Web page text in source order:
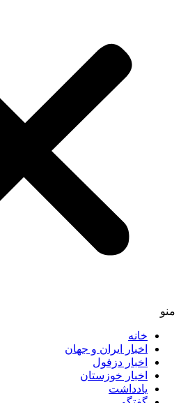
منو
خانه
اخبار ایران و جهان
اخبار دزفول
اخبار خوزستان
یادداشت